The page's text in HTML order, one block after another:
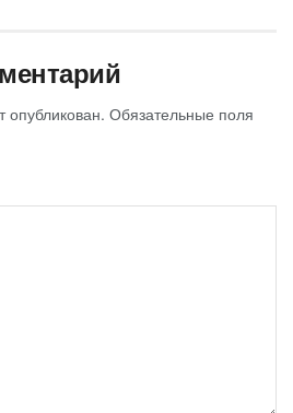
опубликован. Обязательные поля